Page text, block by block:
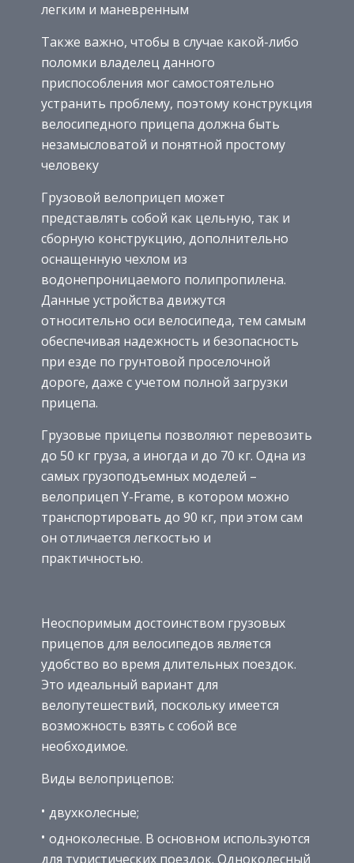
легким и маневренным
Также важно, чтобы в случае какой-либо
поломки владелец данного
приспособления мог самостоятельно
устранить проблему, поэтому конструкция
велосипедного прицепа должна быть
незамысловатой и понятной простому
человеку
Грузовой велоприцеп может
представлять собой как цельную, так и
сборную конструкцию, дополнительно
оснащенную чехлом из
водонепроницаемого полипропилена.
Данные устройства движутся
относительно оси велосипеда, тем самым
обеспечивая надежность и безопасность
при езде по грунтовой проселочной
дороге, даже с учетом полной загрузки
прицепа.
Грузовые прицепы позволяют перевозить
до 50 кг груза, а иногда и до 70 кг. Одна из
самых грузоподъемных моделей –
велоприцеп Y-Frame, в котором можно
транспортировать до 90 кг, при этом сам
он отличается легкостью и
практичностью.
Неоспоримым достоинством грузовых
прицепов для велосипедов является
удобство во время длительных поездок.
Это идеальный вариант для
велопутешествий, поскольку имеется
возможность взять с собой все
необходимое.
Виды велоприцепов:
двухколесные;
одноколесные. В основном используются
для туристических поездок. Одноколесный